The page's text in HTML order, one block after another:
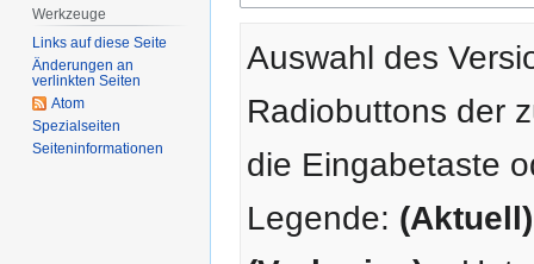
Auswahl des
Radiobuttons der
die Eingabetaste
Legende: (Aktuell)
Werkzeuge
Links auf diese Seite
Änderungen an
verlinkten Seiten
Atom
Spezialseiten
Seiten­­informationen